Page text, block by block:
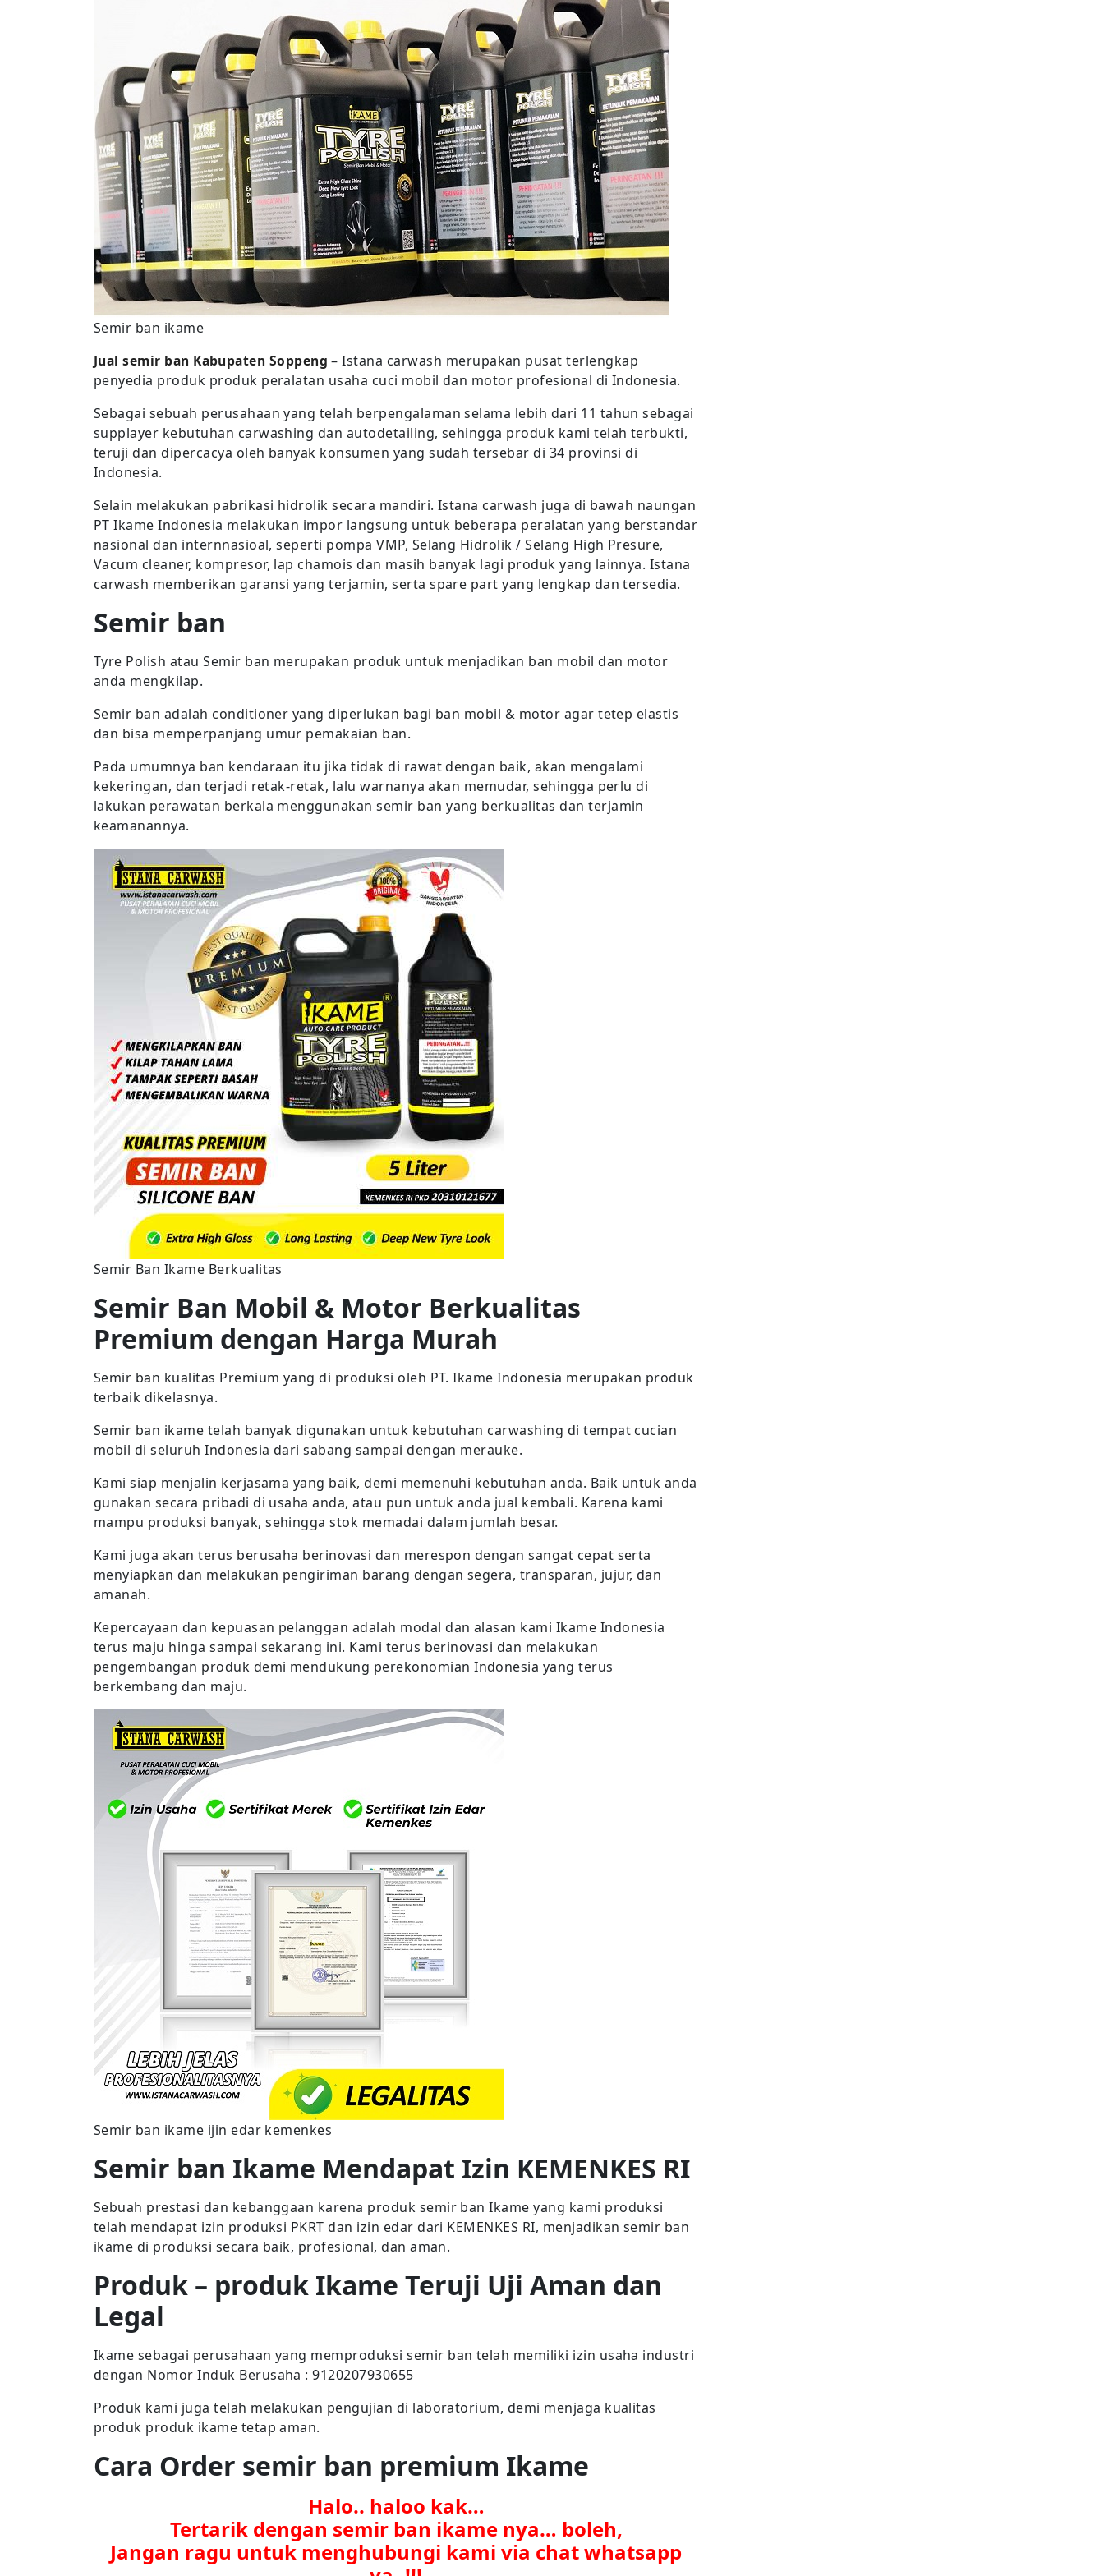
Semir ban ikame
Jual semir ban Kabupaten Soppeng – Istana carwash merupakan pusat terlengkap
penyedia produk produk peralatan usaha cuci mobil dan motor profesional di Indonesia.
Sebagai sebuah perusahaan yang telah berpengalaman selama lebih dari 11 tahun sebagai
supplayer kebutuhan carwashing dan autodetailing, sehingga produk kami telah terbukti,
teruji dan dipercacya oleh banyak konsumen yang sudah tersebar di 34 provinsi di
Indonesia.
Selain melakukan pabrikasi hidrolik secara mandiri. Istana carwash juga di bawah naungan
PT Ikame Indonesia melakukan impor langsung untuk beberapa peralatan yang berstandar
nasional dan internnasioal, seperti pompa VMP, Selang Hidrolik / Selang High Presure,
Vacum cleaner, kompresor, lap chamois dan masih banyak lagi produk yang lainnya. Istana
carwash memberikan garansi yang terjamin, serta spare part yang lengkap dan tersedia.
Semir ban
Tyre Polish atau Semir ban merupakan produk untuk menjadikan ban mobil dan motor
anda mengkilap.
Semir ban adalah conditioner yang diperlukan bagi ban mobil & motor agar tetep elastis
dan bisa memperpanjang umur pemakaian ban.
Pada umumnya ban kendaraan itu jika tidak di rawat dengan baik, akan mengalami
kekeringan, dan terjadi retak-retak, lalu warnanya akan memudar, sehingga perlu di
lakukan perawatan berkala menggunakan semir ban yang berkualitas dan terjamin
keamanannya.
Semir Ban Ikame Berkualitas
Semir Ban Mobil & Motor Berkualitas
Premium dengan Harga Murah
Semir ban kualitas Premium yang di produksi oleh PT. Ikame Indonesia merupakan produk
terbaik dikelasnya.
Semir ban ikame telah banyak digunakan untuk kebutuhan carwashing di tempat cucian
mobil di seluruh Indonesia dari sabang sampai dengan merauke.
Kami siap menjalin kerjasama yang baik, demi memenuhi kebutuhan anda. Baik untuk anda
gunakan secara pribadi di usaha anda, atau pun untuk anda jual kembali. Karena kami
mampu produksi banyak, sehingga stok memadai dalam jumlah besar.
Kami juga akan terus berusaha berinovasi dan merespon dengan sangat cepat serta
menyiapkan dan melakukan pengiriman barang dengan segera, transparan, jujur, dan
amanah.
Kepercayaan dan kepuasan pelanggan adalah modal dan alasan kami Ikame Indonesia
terus maju hinga sampai sekarang ini. Kami terus berinovasi dan melakukan
pengembangan produk demi mendukung perekonomian Indonesia yang terus
berkembang dan maju.
Semir ban ikame ijin edar kemenkes
Semir ban Ikame Mendapat Izin KEMENKES RI
Sebuah prestasi dan kebanggaan karena produk semir ban Ikame yang kami produksi
telah mendapat izin produksi PKRT dan izin edar dari KEMENKES RI, menjadikan semir ban
ikame di produksi secara baik, profesional, dan aman.
Produk – produk Ikame Teruji Uji Aman dan
Legal
Ikame sebagai perusahaan yang memproduksi semir ban telah memiliki izin usaha industri
dengan Nomor Induk Berusaha : 9120207930655
Produk kami juga telah melakukan pengujian di laboratorium, demi menjaga kualitas
produk produk ikame tetap aman.
Cara Order semir ban premium Ikame
Halo.. haloo kak…
Tertarik dengan semir ban ikame nya… boleh,
Jangan ragu untuk menghubungi kami via chat whatsapp